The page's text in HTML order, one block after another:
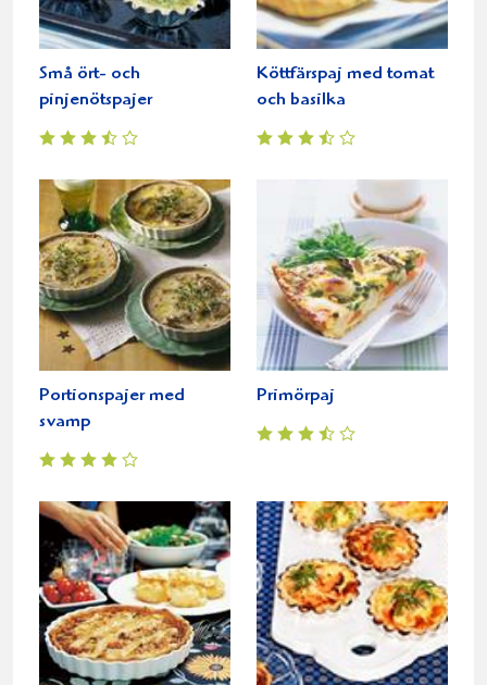
Små ört- och
pinjenötspajer
Köttfärspaj med tomat
och basilka
Portionspajer med
svamp
Primörpaj